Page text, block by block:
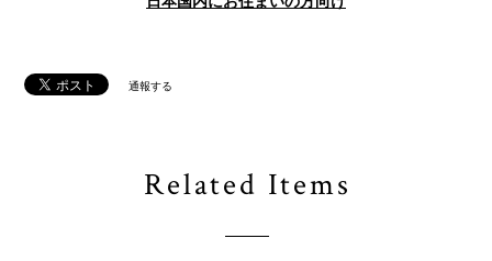
通報する
Related Items